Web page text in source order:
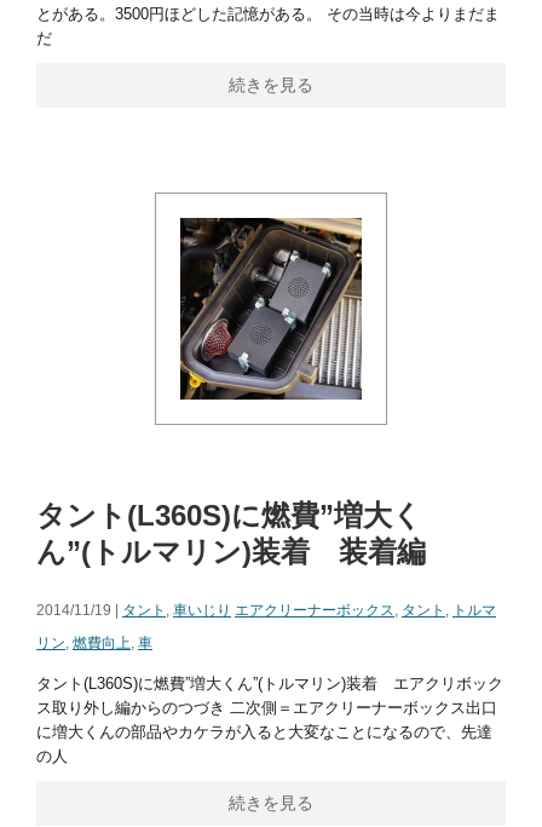
とがある。3500円ほどした記憶がある。 その当時は今よりまだま
だ
続きを見る
タント(L360S)に燃費”増大く
ん”(トルマリン)装着 装着編
2014/11/19 | タント , 車いじり エアクリーナーボックス, タント , トルマ
リン, 燃費向上, 車
タント(L360S)に燃費”増大くん”(トルマリン)装着 エアクリボック
ス取り外し編からのつづき 二次側＝エアクリーナーボックス出口
に増大くんの部品やカケラが入ると大変なことになるので、先達
の人
続きを見る